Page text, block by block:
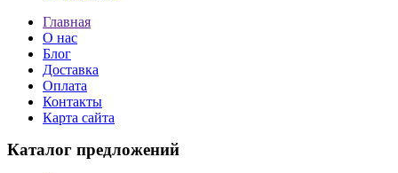
Главная
О нас
Блог
Доставка
Оплата
Контакты
Карта сайта
Каталог предложений